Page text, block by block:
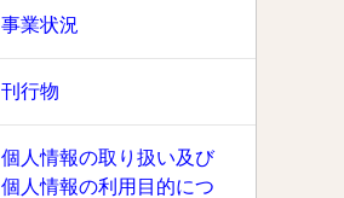
事業状況
刊行物
個人情報の取り扱い及び
個人情報の利用目的につ